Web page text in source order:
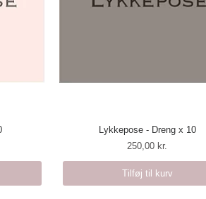
Hurtigvisning
Lykkepose - Dreng x 10
Pris
250,00 kr.
Tilføj til kurv